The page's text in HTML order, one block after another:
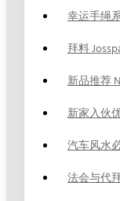
幸运手绳
拜料
新品推荐
新家入伙
汽车风水
法会与代